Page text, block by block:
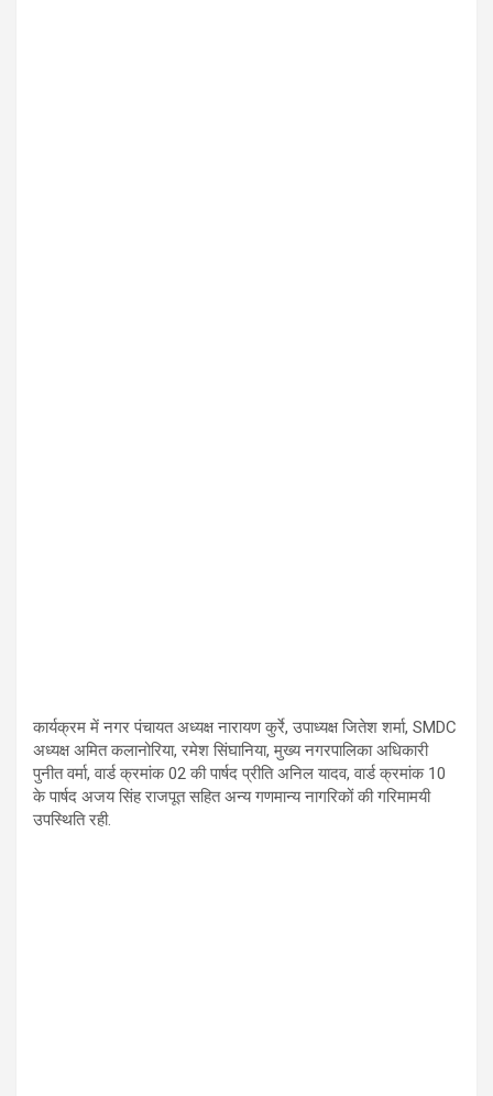
कार्यक्रम में नगर पंचायत अध्यक्ष नारायण कुर्रे, उपाध्यक्ष जितेश शर्मा, SMDC
अध्यक्ष अमित कलानोरिया, रमेश सिंघानिया, मुख्य नगरपालिका अधिकारी
पुनीत वर्मा, वार्ड क्रमांक 02 की पार्षद प्रीति अनिल यादव, वार्ड क्रमांक 10
के पार्षद अजय सिंह राजपूत सहित अन्य गणमान्य नागरिकों की गरिमामयी
उपस्थिति रही.